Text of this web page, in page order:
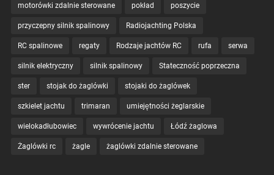
motorówki zdalnie sterowane pokład poszycie
przyczepny silnik spalinowy Radiojachting Polska
RC spalinowe regaty Rodzaje jachtów RC rufa serwa
silnik elektryczny silnik spalinowy Stateczność poprzeczna
ster stojak do żaglówki stojaki do żaglówek
szkielet jachtu trimaran umiejętności żeglarskie
wielokadłubowiec wywrócenie jachtu Łódź żaglowa
Żaglówki rc żagle żaglówki zdalnie sterowane